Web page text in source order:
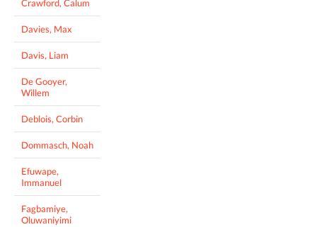
Crawford, Calum
Davies, Max
Davis, Liam
De Gooyer,
Willem
Deblois, Corbin
Dommasch, Noah
Efuwape,
Immanuel
Fagbamiye,
Oluwaniyimi